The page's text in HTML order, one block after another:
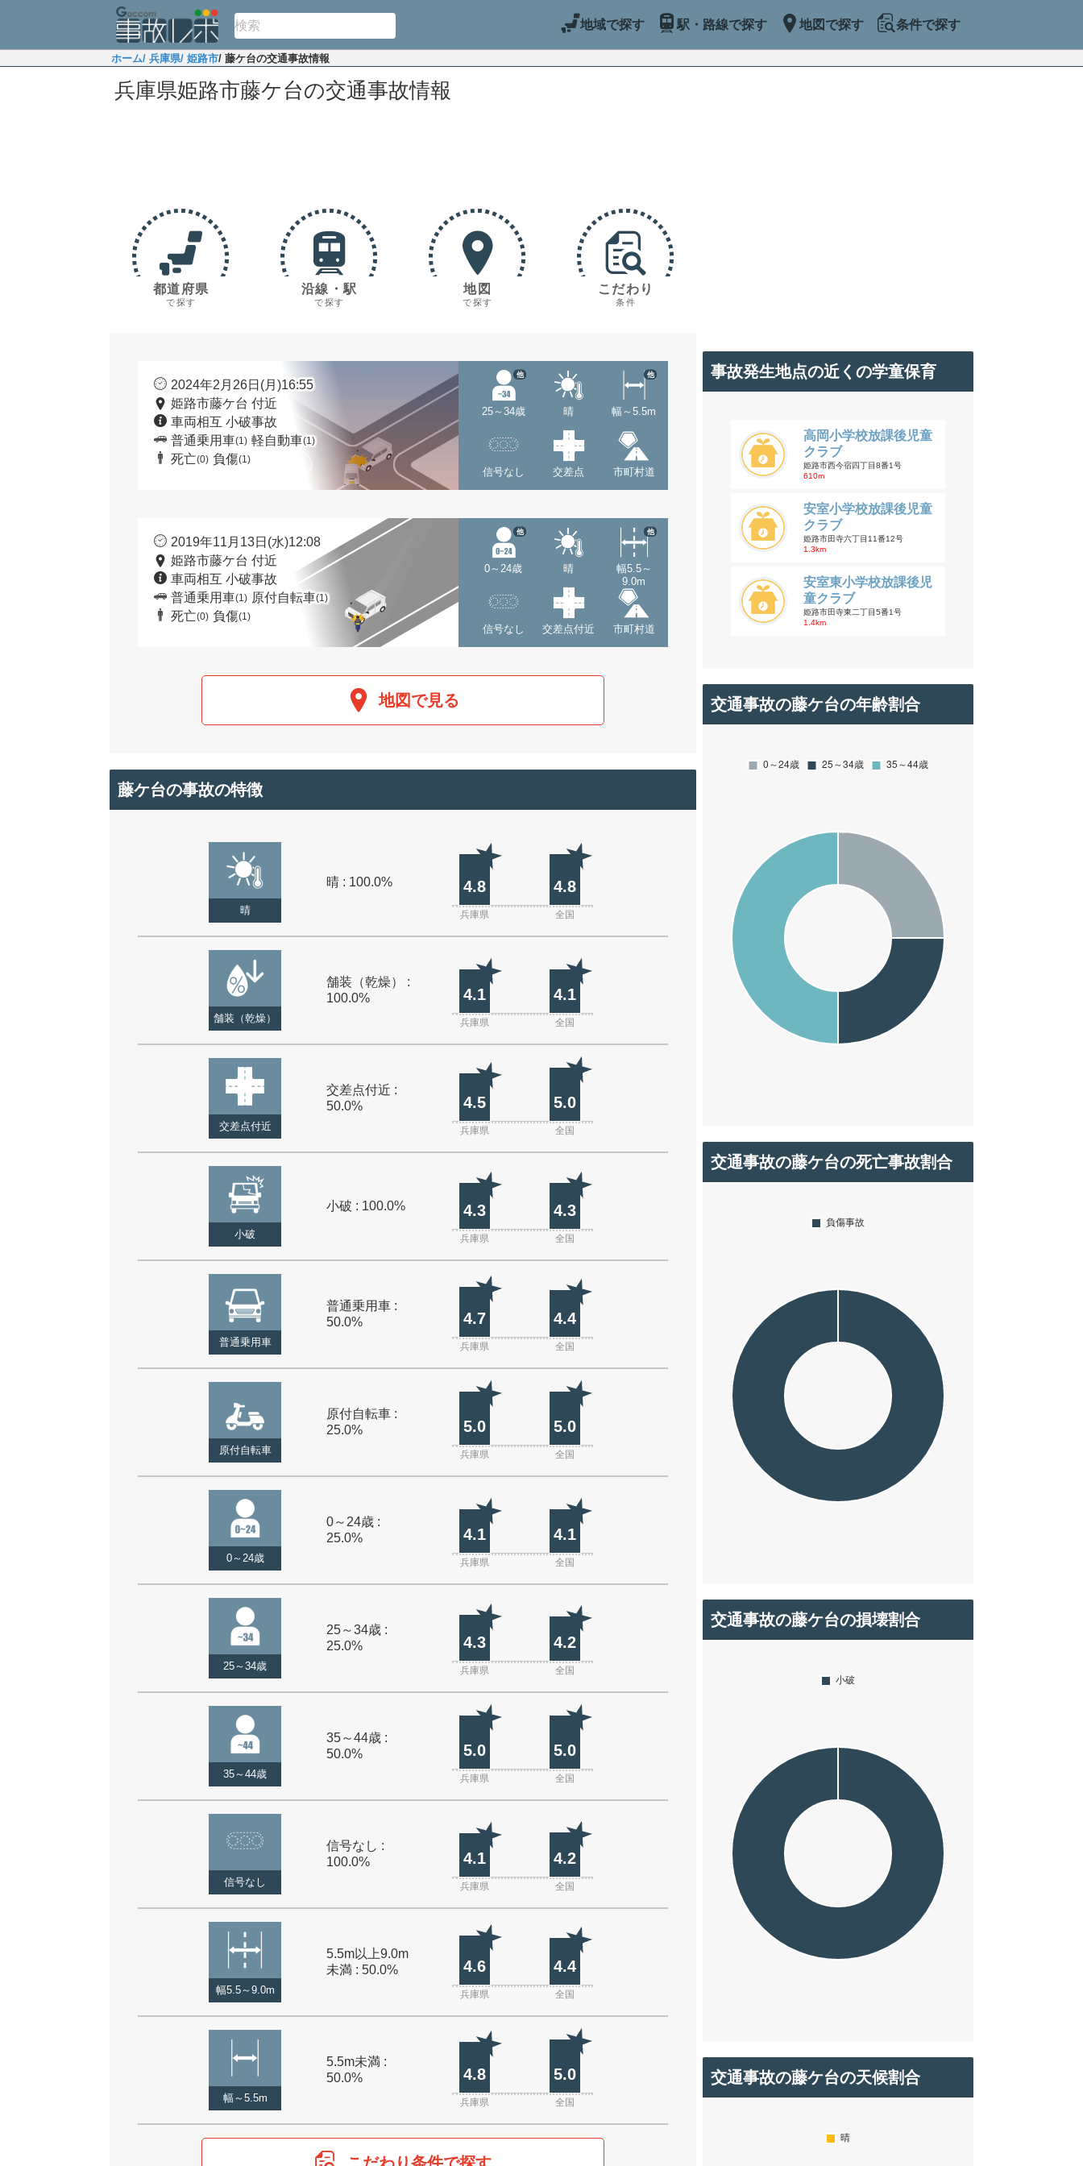
地域で探す 駅・路線で探す 地図で探す 条件で探す
ホーム/ 兵庫県/ 姫路市/ 藤ケ台の交通事故情報
兵庫県姫路市藤ケ台の交通事故情報
都道府県
で探す
沿線・駅
で探す
地図
で探す
こだわり
条件
2024年2月26日(月)16:55
姫路市藤ケ台 付近
車両相互 小破事故
普通乗用車(1) 軽自動車(1)
死亡(0) 負傷(1)
25～34歳
他
晴 幅～5.5m
他
信号なし 交差点 市町村道
2019年11月13日(水)12:08
姫路市藤ケ台 付近
車両相互 小破事故
普通乗用車(1) 原付自転車(1)
死亡(0) 負傷(1)
0～24歳
他
晴
幅5.5～
9.0m
他
信号なし 交差点付近 市町村道
地図で見る
藤ケ台の事故の特徴
晴
晴 : 100.0% 4.8 4.8
兵庫県 全国
舗装（乾燥）
舗装（乾燥） :
100.0%
4.1 4.1
兵庫県 全国
交差点付近
交差点付近 :
50.0%
4.5 5.0
兵庫県 全国
小破
小破 : 100.0% 4.3 4.3
兵庫県 全国
普通乗用車
普通乗用車 :
50.0%
4.7 4.4
兵庫県 全国
原付自転車
原付自転車 :
25.0%
5.0 5.0
兵庫県 全国
0～24歳
0～24歳 :
25.0%
4.1 4.1
兵庫県 全国
25～34歳
25～34歳 :
25.0%
4.3 4.2
兵庫県 全国
35～44歳
35～44歳 :
50.0%
5.0 5.0
兵庫県 全国
信号なし
信号なし :
100.0%
4.1 4.2
兵庫県 全国
幅5.5～9.0m
5.5m以上9.0m
未満 : 50.0%
4.6 4.4
兵庫県 全国
幅～5.5m
5.5m未満 :
50.0%
4.8 5.0
兵庫県 全国
事故発生地点の近くの学童保育
高岡小学校放課後児童
クラブ
姫路市西今宿四丁目8番1号
610m
安室小学校放課後児童
クラブ
姫路市田寺六丁目11番12号
1.3km
安室東小学校放課後児
童クラブ
姫路市田寺東二丁目5番1号
1.4km
交通事故の藤ケ台の年齢割合
交通事故の藤ケ台の死亡事故割合
交通事故の藤ケ台の損壊割合
交通事故の藤ケ台の天候割合